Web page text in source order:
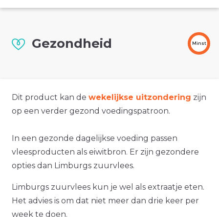
Gezondheid Minst
Dit product kan de wekelijkse uitzondering zijn
op een verder gezond voedingspatroon.
In een gezonde dagelijkse voeding passen
vleesproducten als eiwitbron. Er zijn gezondere
opties dan Limburgs zuurvlees.
Limburgs zuurvlees kun je wel als extraatje eten.
Het advies is om dat niet meer dan drie keer per
week te doen.